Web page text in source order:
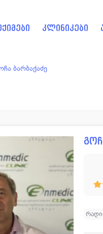
კლინიკები
ბარბაქაძე